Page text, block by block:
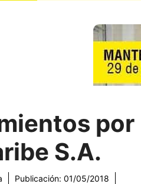
por
S.A.
Publicación: 01/05/2018